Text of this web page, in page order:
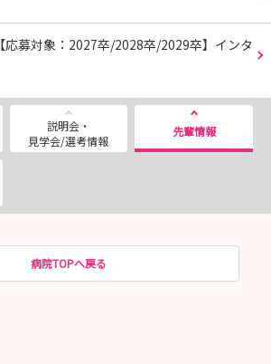
【応募対象：2027卒/2028卒/2029卒】インタ
説明会・
見学会/選考情報
先輩情報
病院TOPへ戻る